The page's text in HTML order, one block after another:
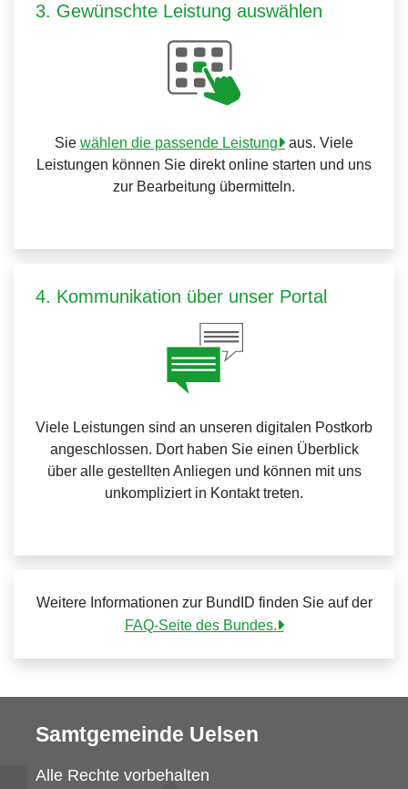
3. Gewünschte Leistung auswählen
Sie wählen die passende Leistung
aus. Viele
Leistungen können Sie direkt online starten und uns
zur Bearbeitung übermitteln.
4. Kommunikation über unser Portal
Viele Leistungen sind an unseren digitalen Postkorb
angeschlossen. Dort haben Sie einen Überblick
über alle gestellten Anliegen und können mit uns
unkompliziert in Kontakt treten.
Weitere Informationen zur BundID finden Sie auf der
FAQ-Seite des Bundes.
Samtgemeinde Uelsen
Alle Rechte vorbehalten